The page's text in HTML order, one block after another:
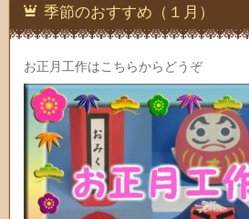
季節のおすすめ（１月）
お正月工作はこちらからどうぞ